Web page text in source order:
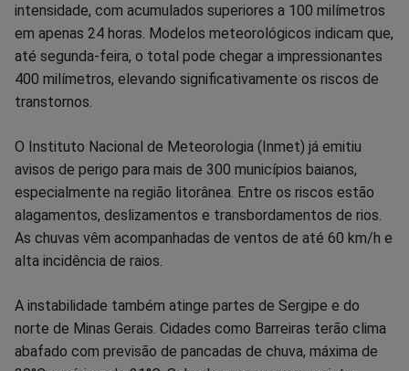
intensidade, com acumulados superiores a 100 milímetros
em apenas 24 horas. Modelos meteorológicos indicam que,
até segunda-feira, o total pode chegar a impressionantes
400 milímetros, elevando significativamente os riscos de
transtornos.
O Instituto Nacional de Meteorologia (Inmet) já emitiu
avisos de perigo para mais de 300 municípios baianos,
especialmente na região litorânea. Entre os riscos estão
alagamentos, deslizamentos e transbordamentos de rios.
As chuvas vêm acompanhadas de ventos de até 60 km/h e
alta incidência de raios.
A instabilidade também atinge partes de Sergipe e do
norte de Minas Gerais. Cidades como Barreiras terão clima
abafado com previsão de pancadas de chuva, máxima de